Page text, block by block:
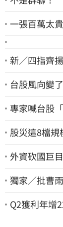
一張百萬太
新／四指齊
台股風向變
專家喊台股
股災這8檔
外資砍國巨
獨家／批曹
們工會跟演
Q2獲利年增